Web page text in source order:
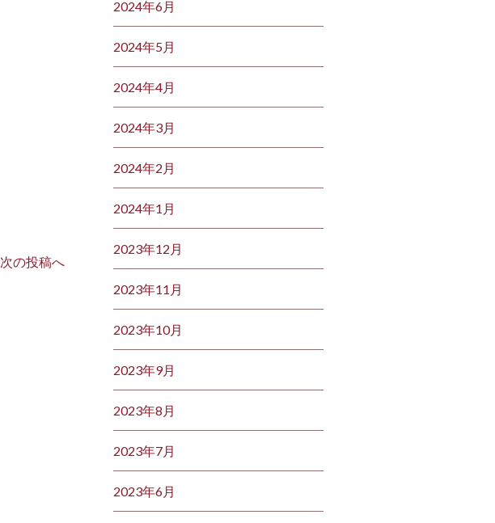
次の投稿へ
2024年6月
2024年5月
2024年4月
2024年3月
2024年2月
2024年1月
2023年12月
2023年11月
2023年10月
2023年9月
2023年8月
2023年7月
2023年6月